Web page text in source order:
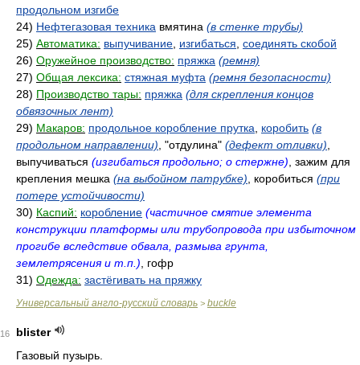
продольном изгибе
24) Нефтегазовая техника вмятина (в стенке трубы)
25) Автоматика: выпучивание изгибаться соединять скобой
26) Оружейное производство: пряжка (ремня)
27) Общая лексика: стяжная муфта (ремня безопасности)
28) Производство тары: пряжка (для скрепления концов
обвязочных лент)
29) Макаров: продольное коробление прутка коробить (в
продольном направлении) , "отдулина" (дефект отливки)
выпучиваться (изгибаться продольно; о стержне) , зажим для
крепления мешка (на выбойном патрубке) , коробиться (при
потере устойчивости)
30) Каспий: коробление (частичное смятие элемента
конструкции платформы или трубопровода при избыточном
прогибе вследствие обвала, размыва грунта,
землетрясения и т.п.) , гофр
31) Одежда: застёгивать на пряжку
Универсальный англо-русский словарь > buckle
16
blister
Газовый пузырь.